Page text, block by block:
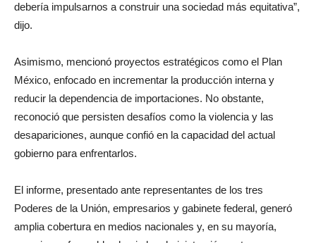
debería impulsarnos a construir una sociedad más equitativa”,
dijo.
Asimismo, mencionó proyectos estratégicos como el Plan
México, enfocado en incrementar la producción interna y
reducir la dependencia de importaciones. No obstante,
reconoció que persisten desafíos como la violencia y las
desapariciones, aunque confió en la capacidad del actual
gobierno para enfrentarlos.
El informe, presentado ante representantes de los tres
Poderes de la Unión, empresarios y gabinete federal, generó
amplia cobertura en medios nacionales y, en su mayoría,